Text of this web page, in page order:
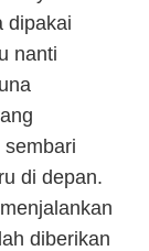
dipakai
nanti
di depan.
diberikan